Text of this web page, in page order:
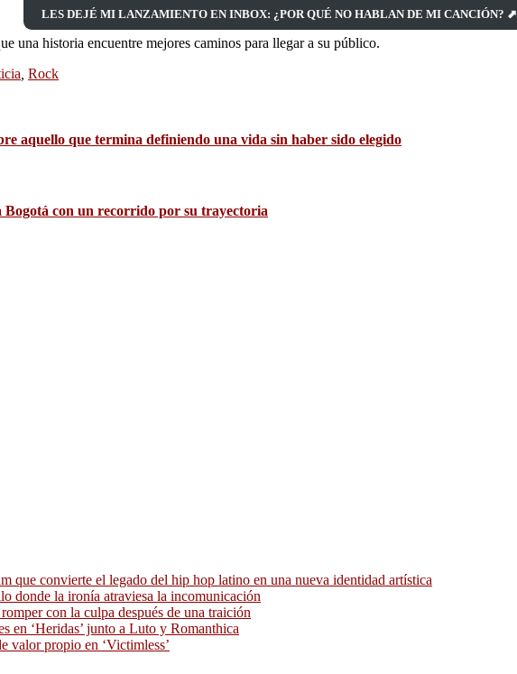
LES DEJÉ MI LANZAMIENTO EN INBOX: ¿POR QUÉ NO HABLAN DE MI CANCIÓN? ⬈
una historia encuentre mejores caminos para llegar a su público.
Rock
aquello que termina definiendo una vida sin haber sido elegido
Bogotá con un recorrido por su trayectoria
que convierte el legado del hip hop latino en una nueva identidad artística
donde la ironía atraviesa la incomunicación
con la culpa después de una traición
en ‘Heridas’ junto a Luto y Romanthica
valor propio en ‘Victimless’